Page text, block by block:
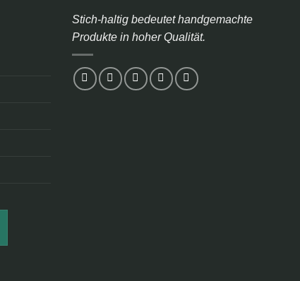
Stich-haltig bedeutet handgemachte
Produkte in hoher Qualität.